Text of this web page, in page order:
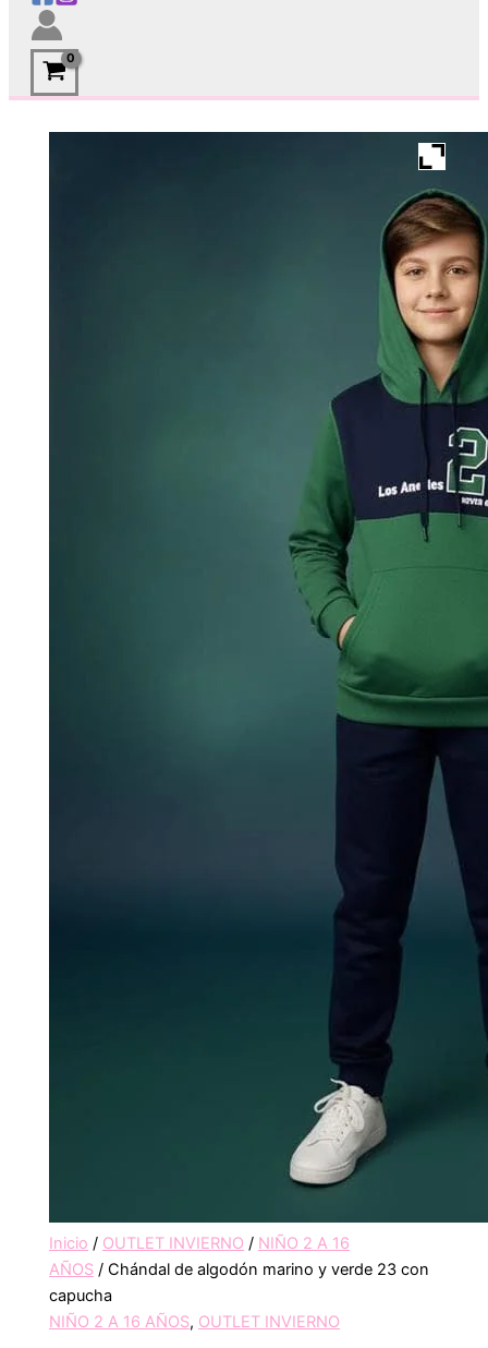
Inicio / OUTLET INVIERNO / NIÑO 2 A 16
AÑOS / Chándal de algodón marino y verde 23 con
capucha
NIÑO 2 A 16 AÑOS, OUTLET INVIERNO